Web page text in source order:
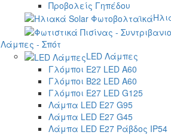
Προβολείς Γηπέδου
Λάμπες - Σπότ
LED Λάμπες
Γλόμποι E27 LED A60
Γλόμποι B22 LED A60
Γλόμποι E27 LED G125
Λάμπα LED E27 G95
Λάμπα LED E27 G45
Λάμπα LED E27 Ράβδος IP54